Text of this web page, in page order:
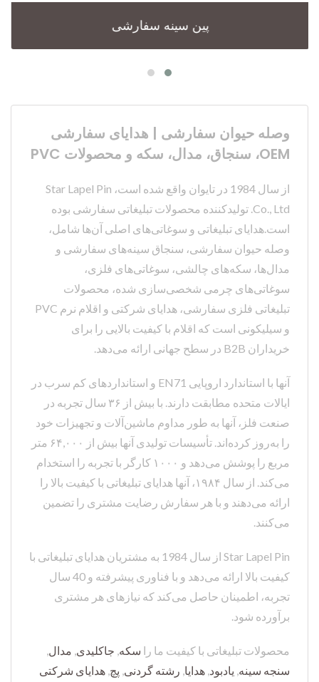
پین سینه سفارشی
وصله حیوان سفارشی | هدایای سفارشی
OEM، سنجاق، مدال، سکه و محصولات PVC
از سال 1984 در تایوان واقع شده است، Star Lapel Pin
Co., Ltd. تولیدکننده محصولات تبلیغاتی سفارشی بوده
است.هدایای تبلیغاتی و سوغاتی‌های اصلی آن‌ها شامل،
وصله حیوان سفارشی، سنجاق سینه‌های سفارشی و
مدال‌ها، سکه‌های چالشی، سوغاتی‌های فلزی،
سوغاتی‌های چرمی شخصی‌سازی شده، محصولات
تبلیغاتی فلزی سفارشی، هدایای شرکتی و اقلام نرم PVC
و سیلیکونی است که اقلام با کیفیت بالایی را برای
خریداران B2B در سطح جهانی ارائه می‌دهد.
آنها با استاندارد اروپایی EN71 و استانداردهای کم سرب در
ایالات متحده مطابقت دارند. با بیش از ۳۶ سال تجربه در
صنعت فلز، آنها به طور مداوم ماشین‌آلات و تجهیزات خود
را به‌روز کرده‌اند. تأسیسات تولیدی آنها بیش از ۶۴,۰۰۰ متر
مربع را پوشش می‌دهد و ۱۰۰۰ کارگر با تجربه را استخدام
می‌کند. از سال ۱۹۸۴، آنها هدایای تبلیغاتی با کیفیت بالا را
ارائه می‌دهند و با هر سفارش رضایت مشتری را تضمین
می‌کنند.
Star Lapel Pin از سال 1984 به مشتریان هدایای تبلیغاتی با
کیفیت بالا ارائه می‌دهد و با فناوری پیشرفته و 40 سال
تجربه، اطمینان حاصل می‌کند که نیازهای هر مشتری
برآورده شود.
محصولات تبلیغاتی با کیفیت ما را سکه جاکلیدی مدال
سنجه سینه یادبود هدایا رشته گردنی پچ هدایای شرکتی